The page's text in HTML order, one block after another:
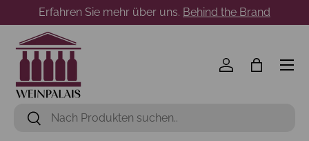
Direkt zum Inhalt
Erfahren Sie mehr über uns. Behind the Brand
Suchen
Suchen
Einloggen
Menü